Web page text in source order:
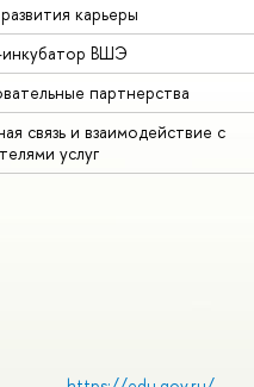
карьеры
инкубатор ВШЭ
партнерства
связь и взаимодействие с
услуг